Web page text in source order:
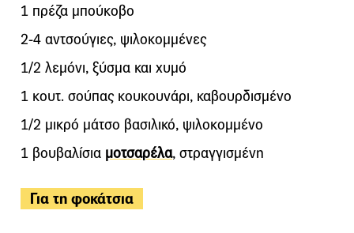
1 πρέζα μπούκοβο
2-4 αντσούγιες, ψιλοκομμένες
1/2 λεμόνι, ξύσμα και χυμό
1 κουτ. σούπας κουκουνάρι, καβουρδισμένο
1/2 μικρό μάτσο βασιλικό, ψιλοκομμένο
1 βουβαλίσια μοτσαρέλα, στραγγισμένη
Για τη φοκάτσια